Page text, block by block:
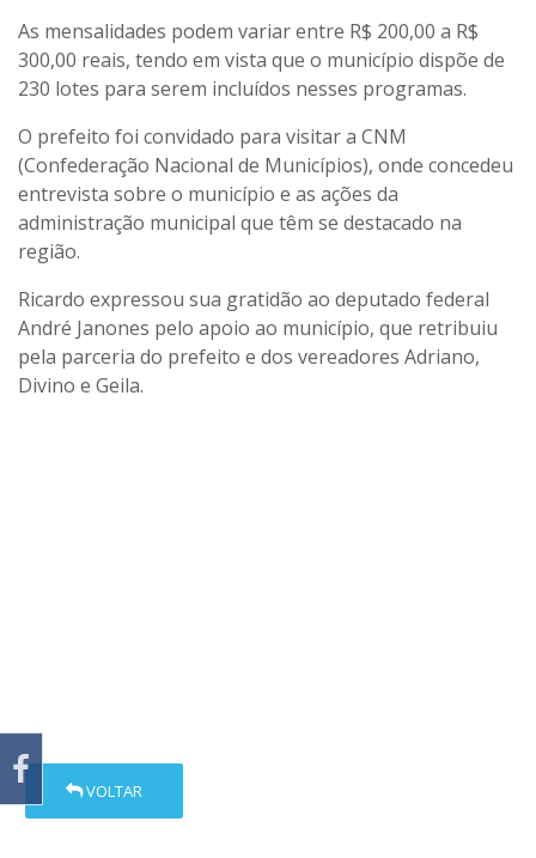
As mensalidades podem variar entre R$ 200,00 a R$
300,00 reais, tendo em vista que o município dispõe de
230 lotes para serem incluídos nesses programas.
O prefeito foi convidado para visitar a CNM
(Confederação Nacional de Municípios), onde concedeu
entrevista sobre o município e as ações da
administração municipal que têm se destacado na
região.
Ricardo expressou sua gratidão ao deputado federal
André Janones pelo apoio ao município, que retribuiu
pela parceria do prefeito e dos vereadores Adriano,
Divino e Geila.
VOLTAR